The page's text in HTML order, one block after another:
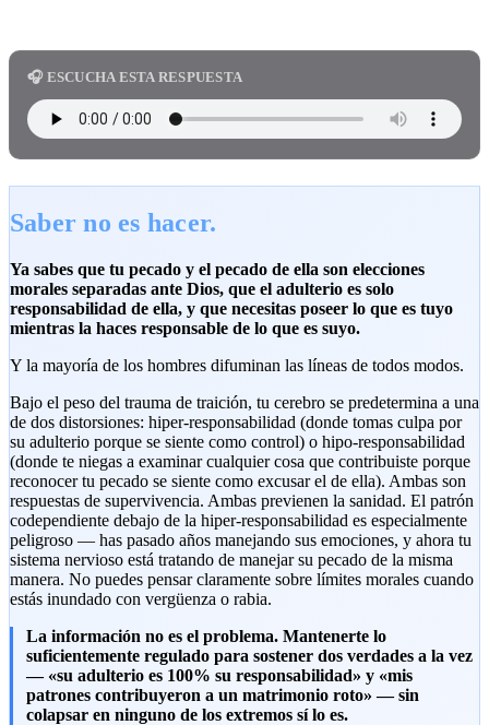
🎧 ESCUCHA ESTA RESPUESTA
Saber no es hacer.
Ya sabes que tu pecado y el pecado de ella son elecciones
morales separadas ante Dios, que el adulterio es solo
responsabilidad de ella, y que necesitas poseer lo que es tuyo
mientras la haces responsable de lo que es suyo.
Y la mayoría de los hombres difuminan las líneas de todos modos.
Bajo el peso del trauma de traición, tu cerebro se predetermina a una
de dos distorsiones: hiper-responsabilidad (donde tomas culpa por
su adulterio porque se siente como control) o hipo-responsabilidad
(donde te niegas a examinar cualquier cosa que contribuiste porque
reconocer tu pecado se siente como excusar el de ella). Ambas son
respuestas de supervivencia. Ambas previenen la sanidad. El patrón
codependiente debajo de la hiper-responsabilidad es especialmente
peligroso — has pasado años manejando sus emociones, y ahora tu
sistema nervioso está tratando de manejar su pecado de la misma
manera. No puedes pensar claramente sobre límites morales cuando
estás inundado con vergüenza o rabia.
La información no es el problema. Mantenerte lo
suficientemente regulado para sostener dos verdades a la vez
— «su adulterio es 100% su responsabilidad» y «mis
patrones contribuyeron a un matrimonio roto» — sin
colapsar en ninguno de los extremos sí lo es.